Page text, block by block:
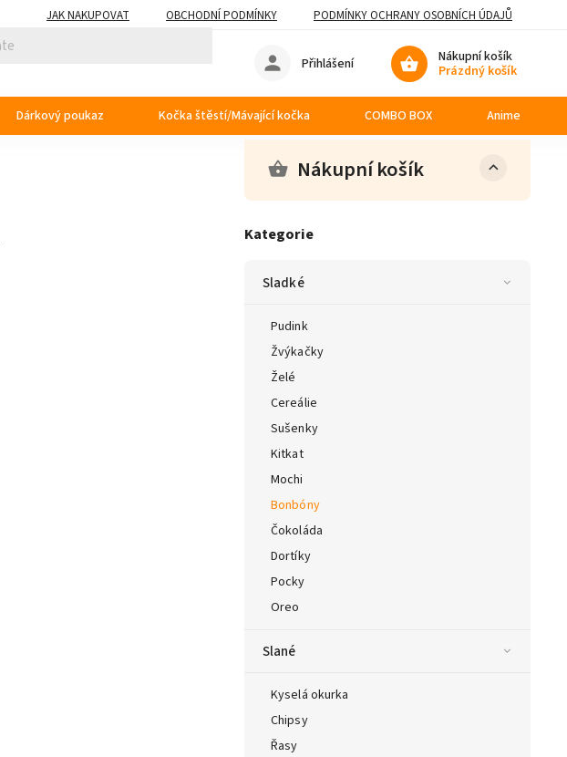
JAK NAKUPOVAT OBCHODNÍ PODMÍNKY PODMÍNKY OCHRANY OSOBNÍCH ÚDAJŮ
Nákupní košík
Prázdný košík
Přihlášení
Dárkový poukaz Kočka štěstí/Mávající kočka COMBO BOX Anime
Nákupní košík
Kategorie
Sladké
Pudink
Žvýkačky
Želé
Cereálie
Sušenky
Kitkat
Mochi
Bonbóny
Čokoláda
Dortíky
Pocky
Oreo
Slané
Kyselá okurka
Chipsy
Řasy